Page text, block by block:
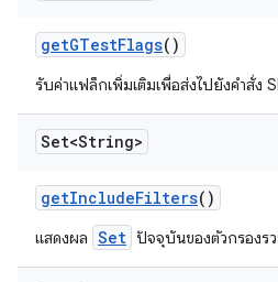
getGTestFlags()
รับค่าแฟล็กเพิ่มเติมเพื่อส่งไปยังคำสั่ง
Set<String>
getIncludeFilters()
แสดงผล Set ปัจจุบันของตัวกรองร